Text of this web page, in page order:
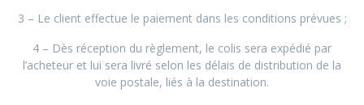
3 – Le client effectue le paiement dans les conditions prévues ;
4 – Dès réception du règlement, le colis sera expédié par
l’acheteur et lui sera livré selon les délais de distribution de la
voie postale, liés à la destination.